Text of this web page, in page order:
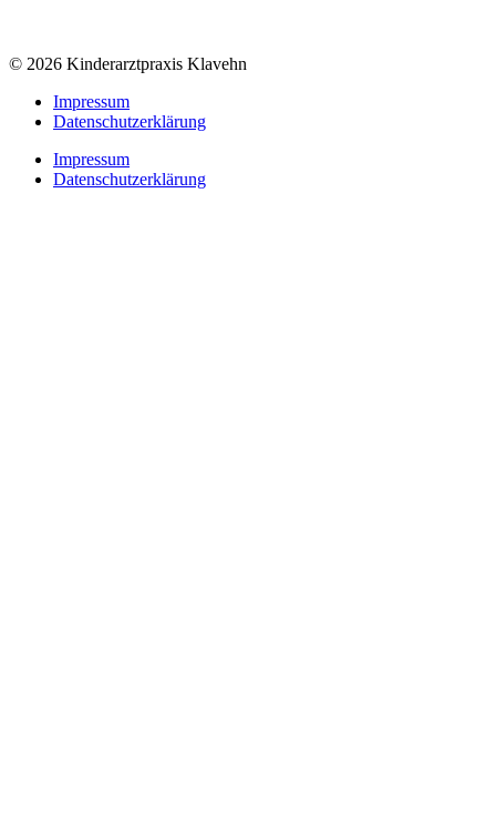
© 2026 Kinderarztpraxis Klavehn
Impressum
Datenschutzerklärung
Impressum
Datenschutzerklärung